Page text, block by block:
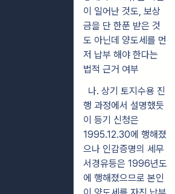
이 일어난 것도, 보상
금을 단 한푼 받은 것
도 아닌데 양도세를 먼
저 납부 해야 한다는
법적 근거 여부
나. 상기 토지수용 진
행 과정에서 설명했듯
이 등기 신청은
1995.12.30에 행해졌
으나 인감증명의 세무
서경유등은 1996년도
에 행해졌으므로 본인